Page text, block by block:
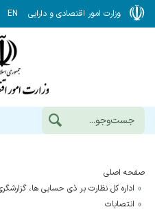
وزارت امور اقتصادی و دارایی EN
صفحه اصلی
اداره کل نظارت بر ذی حسابی ها،
انتصابات